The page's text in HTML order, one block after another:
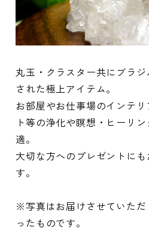
丸玉・クラスター共にブラ
された極上アイテム。
お部屋やお仕事場のインテ
ト等の浄化や瞑想・ヒーリ
適。
大切な方へのプレゼントに
す。
※写真はお届けさせていただ
ったものです。